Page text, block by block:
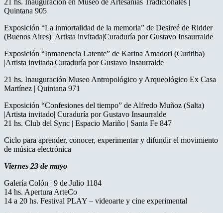
21 hs. Inauguración en Museo de Artesanías Tradicionales |
Quintana 905
Exposición “La inmortalidad de la memoria” de Desireé de Ridder
(Buenos Aires) |Artista invitada|Curaduría por Gustavo Insaurralde
Exposición “Inmanencia Latente” de Karina Amadori (Curitiba)
|Artista invitada|Curaduría por Gustavo Insaurralde
21 hs. Inauguración Museo Antropológico y Arqueológico Ex Casa
Martínez | Quintana 971
Exposición “Confesiones del tiempo” de Alfredo Muñoz (Salta)
|Artista invitado| Curaduría por Gustavo Insaurralde
21 hs. Club del Sync | Espacio Mariño | Santa Fe 847
Ciclo para aprender, conocer, experimentar y difundir el movimiento
de música electrónica
Viernes 23 de mayo
Galería Colón | 9 de Julio 1184
14 hs. Apertura ArteCo
14 a 20 hs. Festival PLAY – videoarte y cine experimental